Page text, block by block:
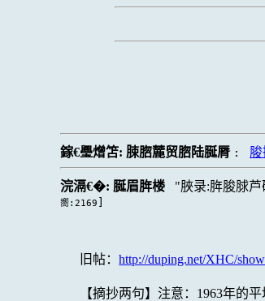
鎵€璺熷笘: 脨脗麓贸脗陆脠脣 :
浣滆€�: 脠眉脌楼 脥录:脌脧脙
嚮:2169
旧帖：http://duping.net/XHC/
【摘抄两句】注意：1963年的